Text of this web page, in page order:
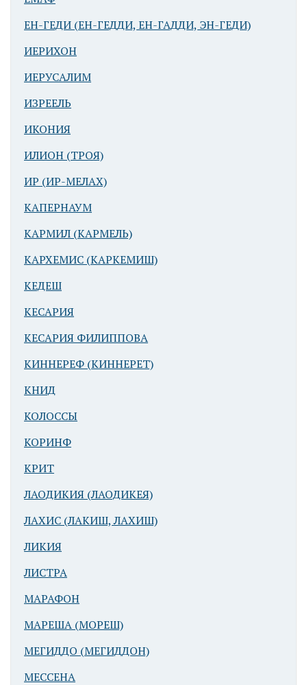
Иерусалим.
Иерусалим.
Вид на
Масличную
Иерусалим.
Вид на
Храмовую гору
Иерусалим.
Вид от
подножья
горы
ЕН-ГЕДИ (ЕН-ГЕДДИ, ЕН-ГАДДИ, ЭН-ГЕДИ)
ИЕРИХОН
ИЕРУСАЛИМ
ИЗРЕЕЛЬ
ИКОНИЯ
ИЛИОН (ТРОЯ)
ИР (ИР-МЕЛАХ)
КАПЕРНАУМ
КАРМИЛ (КАРМЕЛЬ)
КАРХЕМИС (КАРКЕМИШ)
КЕДЕШ
КЕСАРИЯ
КЕСАРИЯ ФИЛИППОВА
КИННЕРЕФ (КИННЕРЕТ)
КНИД
КОЛОССЫ
КОРИНФ
КРИТ
ЛАОДИКИЯ (ЛАОДИКЕЯ)
ЛАХИС (ЛАКИШ, ЛАХИШ)
ЛИКИЯ
ЛИСТРА
МАРАФОН
МАРЕША (МОРЕШ)
МЕГИДДО (МЕГИДДОН)
МЕССЕНА